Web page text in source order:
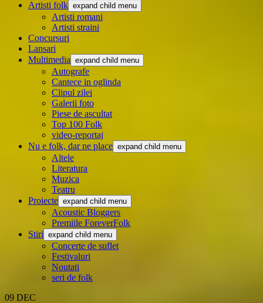
Artisti folk expand child menu
Artisti romani
Artisti straini
Concursuri
Lansari
Multimedia expand child menu
Autografe
Cantece in oglinda
Clipul zilei
Galerii foto
Piese de ascultat
Top 100 Folk
video-reportaj
Nu e folk, dar ne place expand child menu
Altele
Literatura
Muzica
Teatru
Proiecte expand child menu
Acoustic Bloggers
Premiile ForeverFolk
Stiri expand child menu
Concerte de suflet
Festivaluri
Noutati
seri de folk
09 DEC